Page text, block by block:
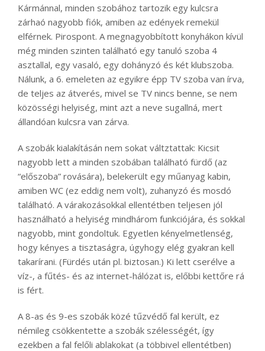
Kármánnal, minden szobához tartozik egy kulcsra
zárhaó nagyobb fiók, amiben az edények remekül
elférnek. Pirospont. A megnagyobbított konyhákon kívül
még minden szinten található egy tanuló szoba 4
asztallal, egy vasaló, egy dohányzó és két klubszoba.
Nálunk, a 6. emeleten az egyikre épp TV szoba van írva,
de teljes az átverés, mivel se TV nincs benne, se nem
közösségi helyiség, mint azt a neve sugallná, mert
állandóan kulcsra van zárva.
A szobák kialakításán nem sokat váltztattak: Kicsit
nagyobb lett a minden szobában található fürdő (az
“előszoba” rovására), belekerült egy műanyag kabin,
amiben WC (ez eddig nem volt), zuhanyzó és mosdó
található. A várakozásokkal ellentétben teljesen jól
használható a helyiség mindhárom funkciójára, és sokkal
nagyobb, mint gondoltuk. Egyetlen kényelmetlenség,
hogy kényes a tisztaságra, úgyhogy elég gyakran kell
takarírani. (Fürdés után pl. biztosan.) Ki lett cserélve a
víz-, a fűtés- és az internet-hálózat is, előbbi kettőre rá
is fért.
A 8-as és 9-es szobák közé tűzvédő fal került, ez
némileg csökkentette a szobák szélességét, így
ezekben a fal felőli ablakokat (a többivel ellentétben)